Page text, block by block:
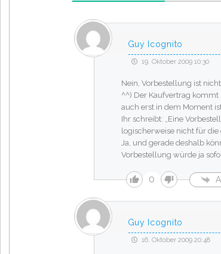
Guy Icognito
19. Oktober 2009 10:30
Nein, Vorbestellung ist
^^) Der Kaufvertrag kommt
auch erst in dem Moment
Ihr schreibt: „Eine
logischerweise nicht für die
Ja, und gerade deshalb
Vorbestellung würde ja
0
Guy Icognito
16. Oktober 2009 20:48